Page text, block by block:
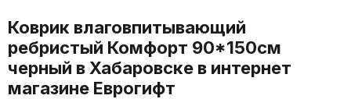
Коврик влаговпитывающий
ребристый Комфорт 90*150см
черный в Хабаровске в интернет
магазине Еврогифт